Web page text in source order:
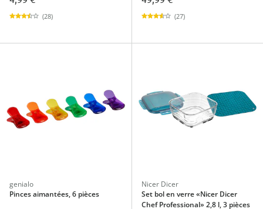
(28) (27)
genialo
Pinces aimantées, 6 pièces
Nicer Dicer
Set bol en verre «Nicer Dicer
Chef Professional» 2,8 l, 3 pièces